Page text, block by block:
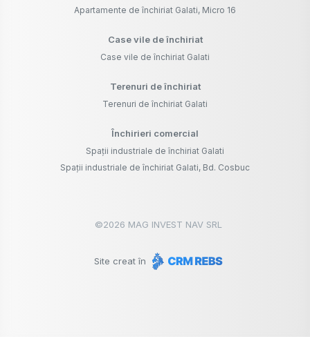
Apartamente de închiriat Galati, Micro 16
Case vile de închiriat
Case vile de închiriat Galati
Terenuri de închiriat
Terenuri de închiriat Galati
Închirieri comercial
Spații industriale de închiriat Galati
Spații industriale de închiriat Galati, Bd. Cosbuc
©2026 MAG INVEST NAV SRL
Site creat în